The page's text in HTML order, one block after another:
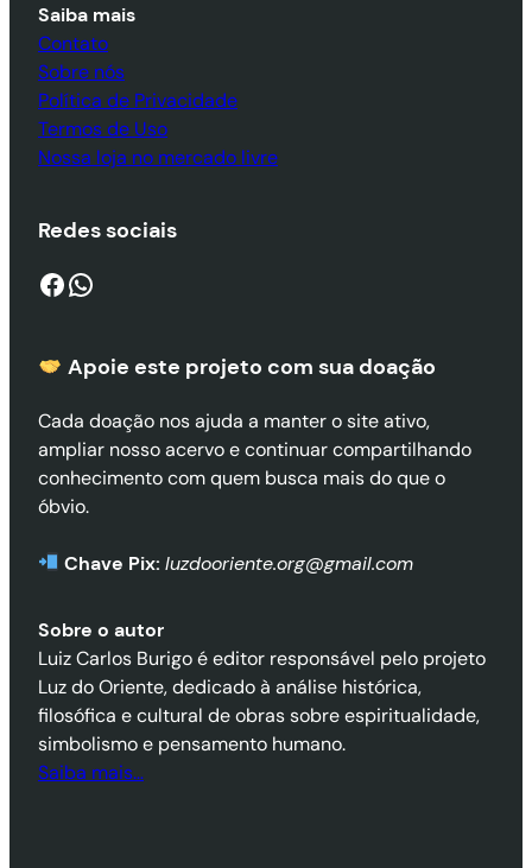
Saiba mais
Contato
Sobre nós
Política de Privacidade
Termos de Uso
Nossa loja no mercado livre
Redes sociais
Facebook WhatsApp
Apoie este projeto com sua doação
Cada doação nos ajuda a manter o site ativo,
ampliar nosso acervo e continuar compartilhando
conhecimento com quem busca mais do que o
óbvio.
Chave Pix: luzdooriente.org@gmail.com
Sobre o autor
Luiz Carlos Burigo é editor responsável pelo projeto
Luz do Oriente, dedicado à análise histórica,
filosófica e cultural de obras sobre espiritualidade,
simbolismo e pensamento humano.
Saiba mais…